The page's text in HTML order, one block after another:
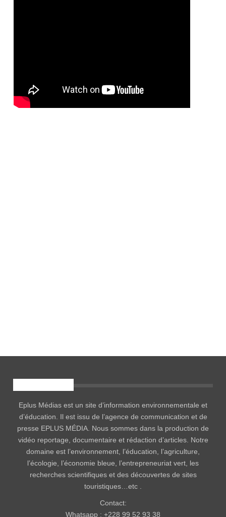
Eplus Médias est un site d’information environnementale et
d’éducation. Il est issu de l’agence de communication et de
presse EPLUS MÉDIA. Nous sommes dans la production de
vidéo reportage, documentaire et rédaction d’articles. Notre
domaine est l’environnement, l’éducation, l’agriculture,
l’écologie, l’économie bleue, l’entrepreneuriat vert, les
recherches scientifiques et des découvertes de sites
touristiques…etc .
Contact:
Whatsapp : +228 99 52 93 38